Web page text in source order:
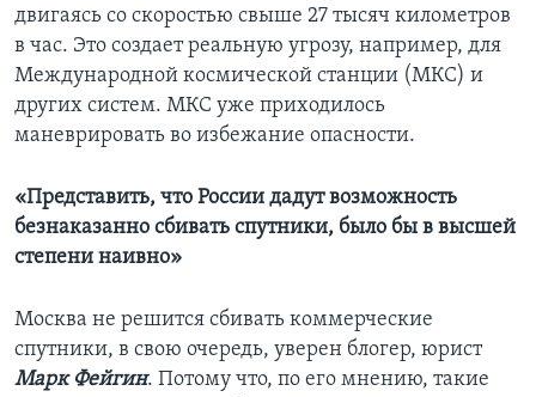
двигаясь со скоростью свыше 27 тысяч километров
в час. Это создает реальную угрозу, например, для
Международной космической станции (МКС) и
других систем. МКС уже приходилось
маневрировать во избежание опасности.
«Представить, что России дадут возможность
безнаказанно сбивать спутники, было бы в высшей
степени наивно»
Москва не решится сбивать коммерческие
спутники, в свою очередь, уверен блогер, юрист
Марк Фейгин. Потому что, по его мнению, такие